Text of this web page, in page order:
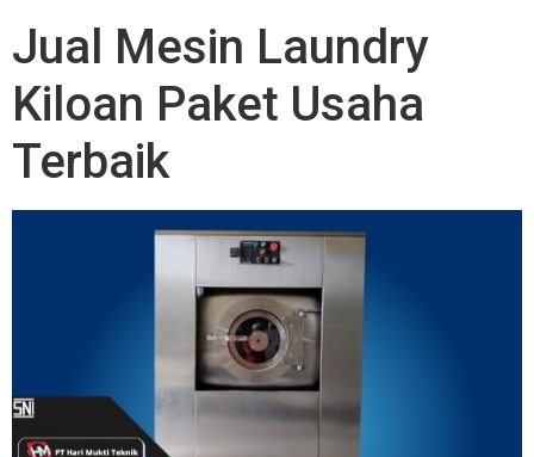
Jual Mesin Laundry
Kiloan Paket Usaha
Terbaik